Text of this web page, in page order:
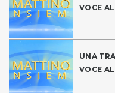
VOCE
UNA
VOCE